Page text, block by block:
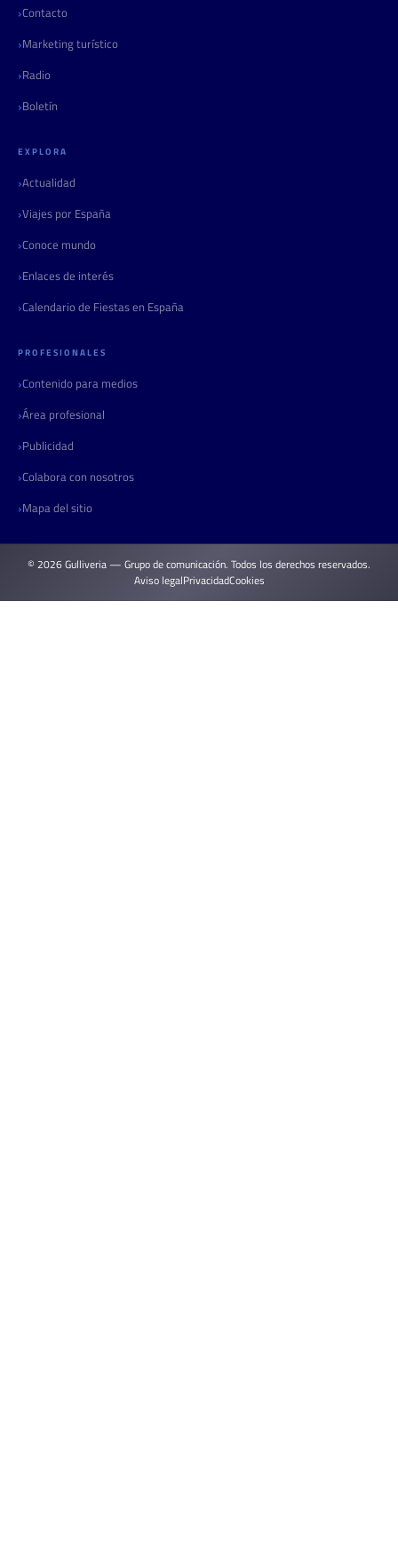
Contacto
Marketing turístico
Radio
Boletín
EXPLORA
Actualidad
Viajes por España
Conoce mundo
Enlaces de interés
Calendario de Fiestas en España
PROFESIONALES
Contenido para medios
Área profesional
Publicidad
Colabora con nosotros
Mapa del sitio
© 2026 Gulliveria — Grupo de comunicación. Todos los derechos reservados.
Aviso legalPrivacidadCookies